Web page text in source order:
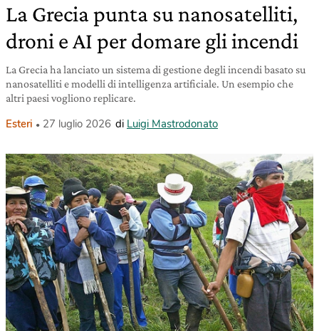
La Grecia punta su nanosatelliti,
droni e AI per domare gli incendi
La Grecia ha lanciato un sistema di gestione degli incendi basato su
nanosatelliti e modelli di intelligenza artificiale. Un esempio che
altri paesi vogliono replicare.
Esteri 27 luglio 2026 di Luigi Mastrodonato